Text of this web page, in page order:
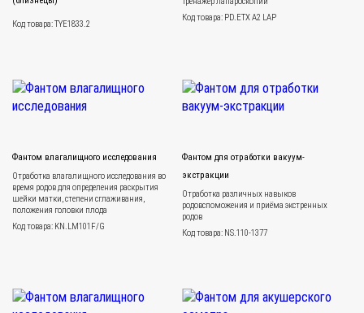
Код товара: TYE1833.2
Код товара: PD.ETX A2 LAP
Фантом влагалищного исследования
Отработка влагалищного исследования во
время родов для определения раскрытия
шейки матки, степени сглаживания,
положения головки плода
Код товара: KN.LM101F/G
Фантом для отработки вакуум-
экстракции
Отработка различных навыков
родовспоможения и приёма экстренных
родов
Код товара: NS.110-1377